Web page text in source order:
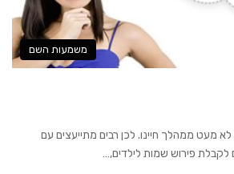
משמעות השם
מעט ממהלך חיינו. לכן רבים מתייעצים עם
לקבלת פירוש שמות לילדים,…